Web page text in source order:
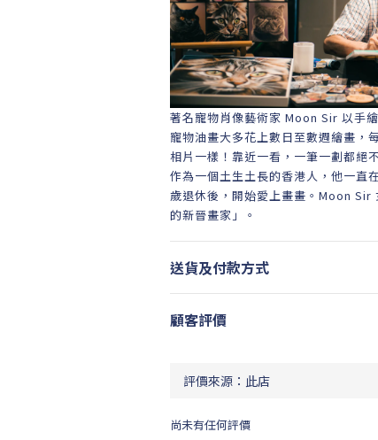
著名寵物肖像藝術家 Moon Sir 以手
寵物油畫大多花上數日至數週繪畫，
相片一樣！靠近一看，一筆一劃都絕
作為一個土生土長的香港人，他一直
歲退休後，開始愛上畫畫。Moon Sir
的新晉畫家」。
送貨及付款方式
顧客評價
尚未有任何評價